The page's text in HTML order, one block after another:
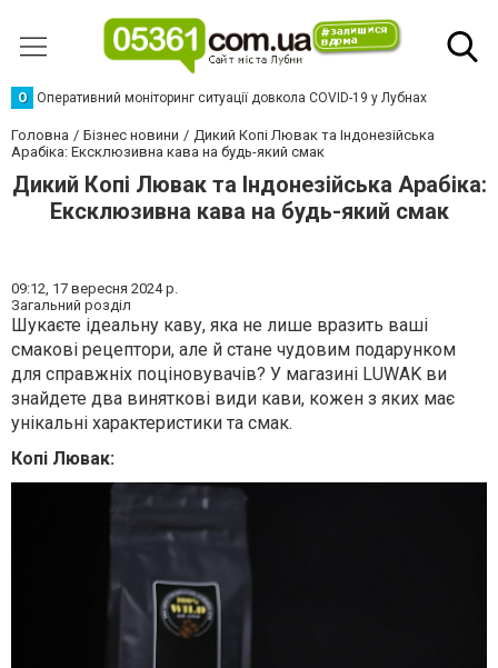
О Оперативний моніторинг ситуації довкола COVID-19 у Лубнах
Головна Бізнес новини
Дикий Копі Лювак та Індонезійська
Арабіка: Ексклюзивна кава на будь-який смак
Дикий Копі Лювак та Індонезійська Арабіка:
Ексклюзивна кава на будь-який смак
09:12, 17 вересня 2024 р.
Загальний розділ
Шукаєте ідеальну каву, яка не лише вразить ваші
смакові рецептори, але й стане чудовим подарунком
для справжніх поціновувачів? У магазині LUWAK ви
знайдете два виняткові види кави, кожен з яких має
унікальні характеристики та смак.
Копі Лювак: